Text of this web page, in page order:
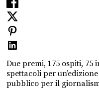
Due premi, 175 ospiti,
spettacoli per
pubblico per il